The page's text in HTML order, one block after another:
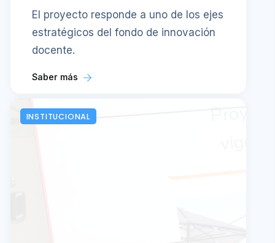
El proyecto responde a uno de los ejes
estratégicos del fondo de innovación
docente.
Saber más
INSTITUCIONAL